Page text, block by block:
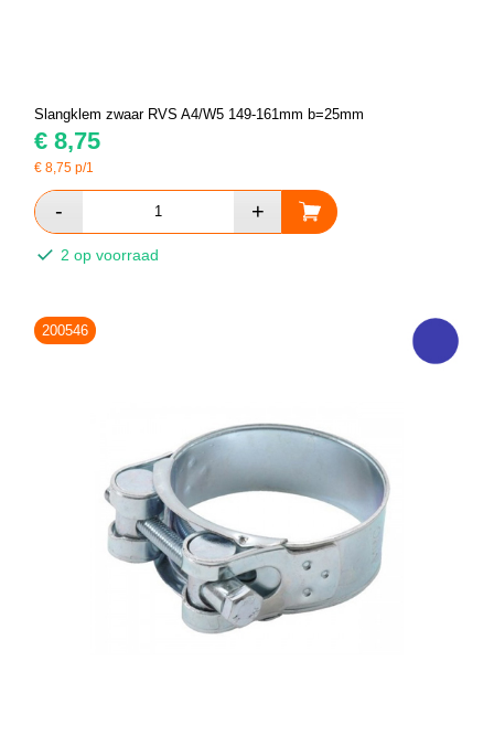
Slangklem zwaar RVS A4/W5 149-161mm b=25mm
€ 8,75
€8,75 p/1
2 op voorraad
200546